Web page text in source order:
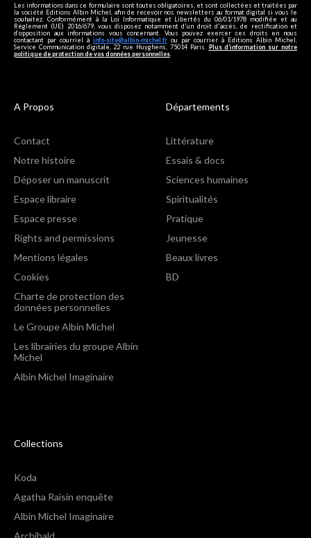
Les informations dans ce formulaire sont toutes obligatoires, et sont collectées et traitées par
la société Editions Albin Michel, afin de recevoir nos newsletters au format digital si vous le
souhaitez. Conformément à la Loi Informatique et Libertés du 06/01/1978 modifiée et au
Règlement (UE) 2016/679, vous disposez notamment d'un droit d'accès, de rectification et
d’opposition aux informations vous concernant. Vous pouvez exercer ces droits en nous
contactant par courriel à info-site@albin-michel.fr ou par courrier à Editions Albin Michel,
Service Communication digitale, 22 rue Huyghens, 75014 Paris. Plus d’information sur notre
politique de protection de vos données personnelles
A Propos
Contact
Notre histoire
Déposer un manuscrit
Espace libraire
Espace presse
Rights and permissions
Mentions légales
Cookies
Charte de protection des
données personnelles
Le Groupe Albin Michel
Les librairies du groupe Albin
Michel
Albin Michel Imaginaire
Départements
Littérature
Essais & docs
Sciences humaines
Spiritualités
Pratique
Jeunesse
Beaux livres
BD
Collections
Koda
Agatha Raisin enquête
Albin Michel Imaginaire
Archibald